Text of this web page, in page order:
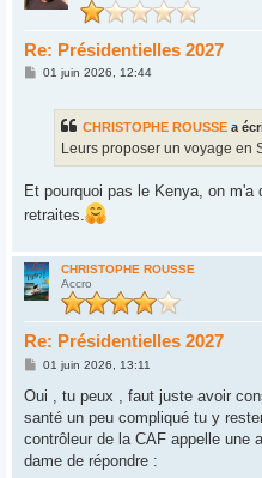
Re: Présidentielles 2027
M01 juin 2026, 12:44
CHRISTOPHE ROUSSE a
Leurs proposer un voyage en
Et pourquoi pas le Kenya, on
retraites.
CHRISTOPHE ROUSSE
Accro
Re: Présidentielles 2027
M
s
a
g
01 juin 2026, 13:11
Oui , tu peux , faut juste avoir
santé un peu compliqué tu y
contrôleur de la CAF appelle une
dame de répondre :